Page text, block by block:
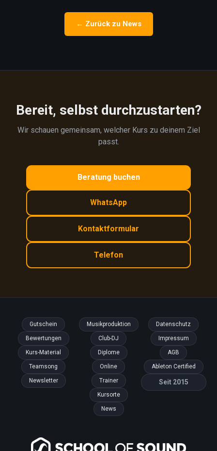
← Zurück zu News
Bereit, selbst durchzustarten?
Wir schauen gemeinsam, welcher Kurs zu deinem Ziel
passt.
Beratung buchen
WhatsApp
Kontaktformular
Telefon
Gutschein
Bewertungen
Kurs-Material
Teamsong
Newsletter
Musikproduktion
Club-DJ
Diplome
Online
Trainer
Kursorte
News
Datenschutz
Impressum
AGB
Ableton Certified
Seit 2015